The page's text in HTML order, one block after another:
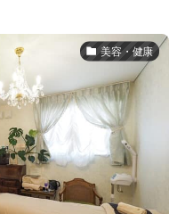
美容・健康